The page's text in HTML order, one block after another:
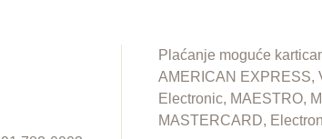
Plaćanje moguće
AMERICAN EXPRESS,
Electronic, MAESTRO,
MASTERCARD,